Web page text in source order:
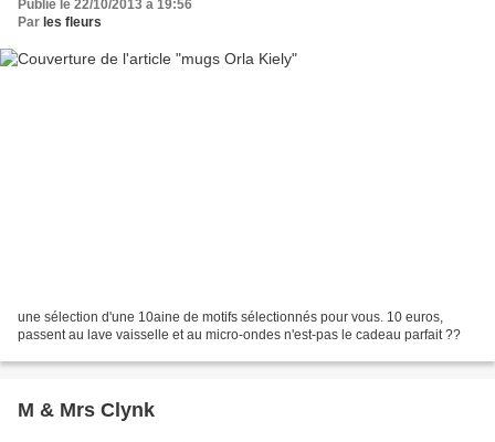
Publié le 22/10/2013 à 19:56
Par les fleurs
une sélection d'une 10aine de motifs sélectionnés pour vous. 10 euros,
passent au lave vaisselle et au micro-ondes n'est-pas le cadeau parfait ??
M & Mrs Clynk